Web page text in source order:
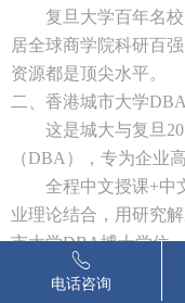
复旦大学百年名校
居全球商学院科研百
资源都是顶尖水平。
二、香港城市大学DBA
这是城大与复旦
（DBA ），专为企业
全程中文授课+中
业理论结合，用研究
市大学DBA博士学位
三、香港城市大学
电话咨询